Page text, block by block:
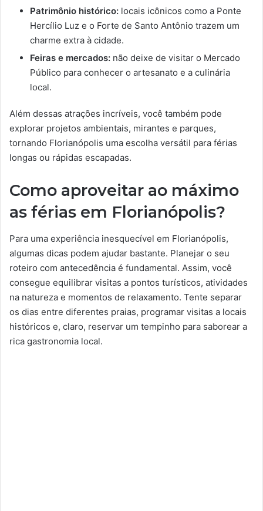
Patrimônio histórico: locais icônicos como a Ponte
Hercílio Luz e o Forte de Santo Antônio trazem um
charme extra à cidade.
Feiras e mercados: não deixe de visitar o Mercado
Público para conhecer o artesanato e a culinária
local.
Além dessas atrações incríveis, você também pode
explorar projetos ambientais, mirantes e parques,
tornando Florianópolis uma escolha versátil para férias
longas ou rápidas escapadas.
Como aproveitar ao máximo
as férias em Florianópolis?
Para uma experiência inesquecível em Florianópolis,
algumas dicas podem ajudar bastante. Planejar o seu
roteiro com antecedência é fundamental. Assim, você
consegue equilibrar visitas a pontos turísticos, atividades
na natureza e momentos de relaxamento. Tente separar
os dias entre diferentes praias, programar visitas a locais
históricos e, claro, reservar um tempinho para saborear a
rica gastronomia local.